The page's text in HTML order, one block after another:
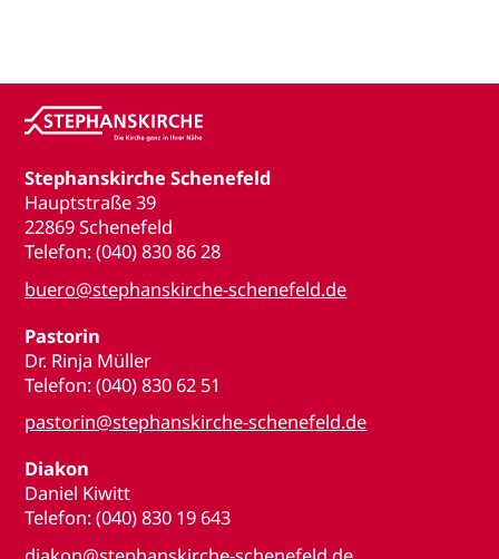
Stephanskirche Schenefeld
Hauptstraße 39
22869 Schenefeld
Telefon: (040) 830 86 28
buero@stephanskirche-schenefeld.de
Pastorin
Dr. Rinja Müller
Telefon: (040) 830 62 51
pastorin@stephanskirche-schenefeld.de
Diakon
Daniel Kiwitt
Telefon: (040) 830 19 643